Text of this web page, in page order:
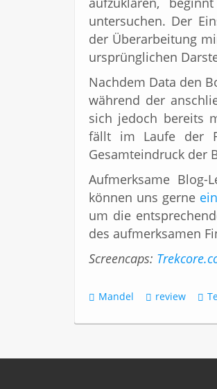
untersuchen. Der
der Überarbeitung
ursprünglichen
Nachdem Data den
während der
sich jedoch bereits
fällt im Laufe der
Gesamteindruck der
Aufmerksame
können uns gerne
um die
des aufmerksamen
Screencaps:
Mandel review